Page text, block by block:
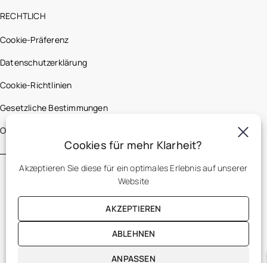
RECHTLICH
Cookie-Präferenz
Datenschutzerklärung
Cookie-Richtlinien
Gesetzliche Bestimmungen
Optic 2000 France
DE
Cookies für mehr Klarheit?
Akzeptieren Sie diese für ein optimales Erlebnis auf unserer
Website
AKZEPTIEREN
ABLEHNEN
ANPASSEN